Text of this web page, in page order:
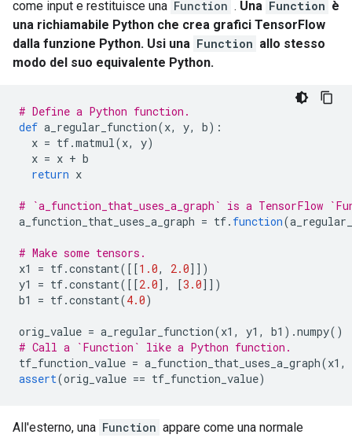
come input e restituisce una Function . Una Function è
una richiamabile Python che crea grafici TensorFlow
dalla funzione Python. Usi una Function allo stesso
modo del suo equivalente Python.
# Define a Python function.
def a_regular_function(x, y, b):
x = tf.matmul(x, y)
x = x + b
return x
# `a_function_that_uses_a_graph` is a TensorFlow
a_function_that_uses_a_graph = tf. function(
# Make some tensors.
x1 = tf.constant([[1.0, 2.0]])
y1 = tf.constant([[2.0], [3.0]])
b1 = tf.constant(4.0)
orig_value = a_regular_function(x1 , y1 , b1 ).numpy()
# Call a `Function` like a Python function.
tf_function_value = a_function_that_uses_a_graph(x1 ,
assert(orig_value == tf_function_value)
All'esterno, una Function appare come una normale